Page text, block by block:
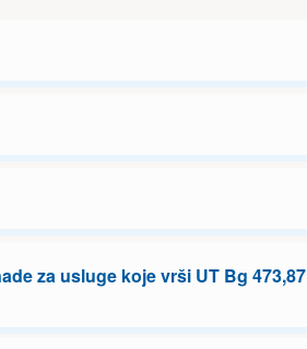
za usluge koje vrši UT Bg 473,87